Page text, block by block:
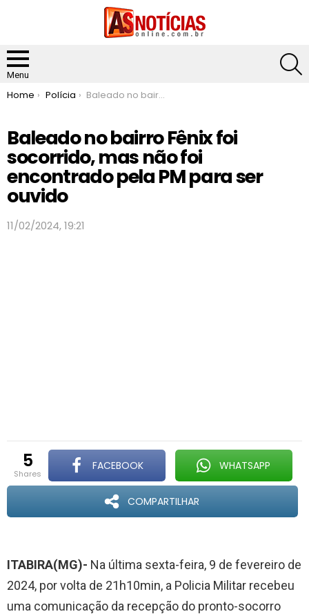
Menu
You are here:
Home Polícia Baleado no bairro Fênix foi socorrido, mas não foi encontrado pela PM para ser ouvido
Baleado no bairro Fênix foi
socorrido, mas não foi
encontrado pela PM para ser
ouvido
11/02/2024, 19:21
5
shares
FACEBOOK WHATSAPP
COMPARTILHAR
ITABIRA(MG)- Na última sexta-feira, 9 de fevereiro de
2024, por volta de 21h10min, a Policia Militar recebeu
uma comunicação da recepção do pronto-socorro